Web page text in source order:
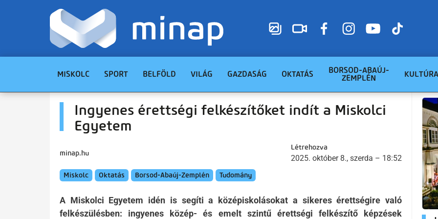
MISKOLC SPORT BELFÖLD VILÁG GAZDASÁG OKTATÁS
BORSOD-ABAÚJ-
ZEMPLÉN
KULTÚRA
Ingyenes érettségi felkészítőket indít a Miskolci
Egyetem
minap.hu
Létrehozva
2025. október 8., szerda – 18:52
Miskolc Oktatás Borsod-Abaúj-Zemplén Tudomány
A Miskolci Egyetem idén is segíti a középiskolásokat a sikeres érettségire való
felkészülésben: ingyenes közép- és emelt szintű érettségi felkészítő képzések